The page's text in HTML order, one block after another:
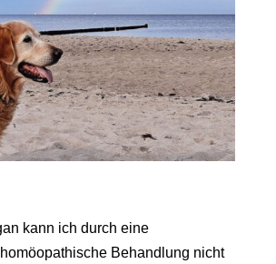
kann ich durch eine
Behandlung nicht